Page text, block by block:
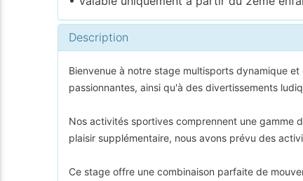
Description
Bienvenue à notre stage multisports dynamique
passionnantes, ainsi qu'à des divertissements
Nos activités sportives comprennent une gamme
plaisir supplémentaire, nous avons prévu des
Ce stage offre une combinaison parfaite de